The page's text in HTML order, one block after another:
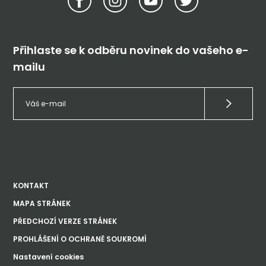
Přihlaste se k odběru novinek do vašeho e-
mailu
KONTAKT
MAPA STRÁNEK
PŘEDCHOZÍ VERZE STRÁNEK
PROHLÁŠENÍ O OCHRANĚ SOUKROMÍ
Nastavení cookies